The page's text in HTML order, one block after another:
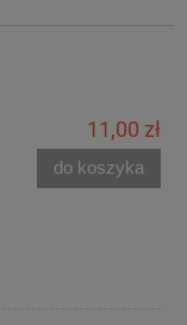
11,00 zł
do koszyka